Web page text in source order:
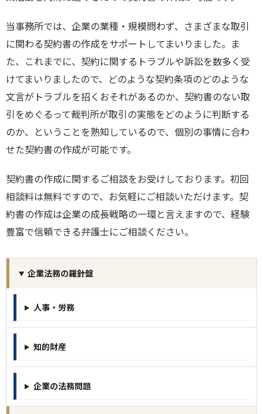
当事務所では、企業の業種・規模問わず、さまざまな取引
に関わる契約書の作成をサポートしてまいりました。ま
た、これまでに、契約に関するトラブルや訴訟を数多く受
けてまいりましたので、どのような契約条項のどのような
文言がトラブルを招くおそれがあるのか、契約書のない取
引をめぐるって裁判所が取引の実態をどのように判断する
のか、ということを熟知しているので、個別の事情に合わ
せた契約書の作成が可能です。
契約書の作成に関するご相談をお受けしております。初回
相談料は無料ですので、お気軽にご相談いただけます。契
約書の作成は企業の成長戦略の一環と言えますので、経験
豊富で信頼できる弁護士にご相談ください。
企業法務の羅針盤
人事・労務
知的財産
企業の法務問題